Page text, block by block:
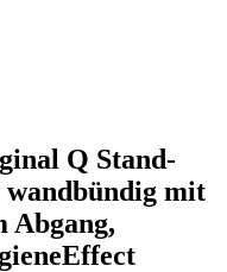
Q Stand-
wandbündig mit
Abgang,